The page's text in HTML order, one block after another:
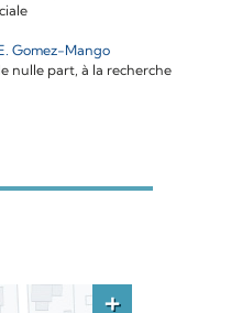
Gomez-Mango
nulle part, à la recherche